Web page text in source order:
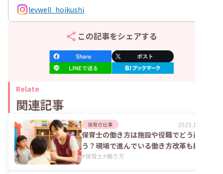
levwell_hoikushi
この記事をシェアする
Relate
関連記事
保育の仕事 2025.11.05
保育士の働き方は施設や役職でどう違
う？現場で進んでいる働き方改革も紹介
#保育士#働き方